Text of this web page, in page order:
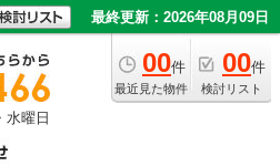
最終更新：2026年08月09日
00件
最近見た物件
00件
検討リスト
水曜日